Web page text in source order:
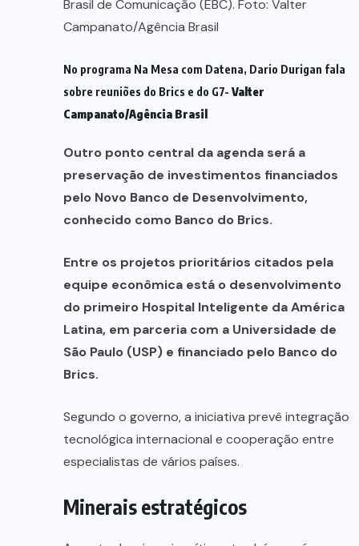
No programa Na Mesa com Datena, Dario Durigan fala
sobre reuniões do Brics e do G7- Valter
Campanato/Agência Brasil
Outro ponto central da agenda será a
preservação de investimentos financiados
pelo Novo Banco de Desenvolvimento,
conhecido como Banco do Brics.
Entre os projetos prioritários citados pela
equipe econômica está o desenvolvimento
do primeiro Hospital Inteligente da América
Latina, em parceria com a Universidade de
São Paulo (USP) e financiado pelo Banco do
Brics.
Segundo o governo, a iniciativa prevê integração
tecnológica internacional e cooperação entre
especialistas de vários países.
Minerais estratégicos